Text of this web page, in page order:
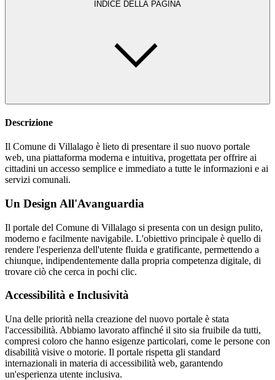
INDICE DELLA PAGINA
Descrizione
Il Comune di Villalago è lieto di presentare il suo nuovo portale
web, una piattaforma moderna e intuitiva, progettata per offrire ai
cittadini un accesso semplice e immediato a tutte le informazioni e ai
servizi comunali.
Un Design All'Avanguardia
Il portale del Comune di Villalago si presenta con un design pulito,
moderno e facilmente navigabile. L'obiettivo principale è quello di
rendere l'esperienza dell'utente fluida e gratificante, permettendo a
chiunque, indipendentemente dalla propria competenza digitale, di
trovare ciò che cerca in pochi clic.
Accessibilità e Inclusività
Una delle priorità nella creazione del nuovo portale è stata
l'accessibilità. Abbiamo lavorato affinché il sito sia fruibile da tutti,
compresi coloro che hanno esigenze particolari, come le persone con
disabilità visive o motorie. Il portale rispetta gli standard
internazionali in materia di accessibilità web, garantendo
un'esperienza utente inclusiva.